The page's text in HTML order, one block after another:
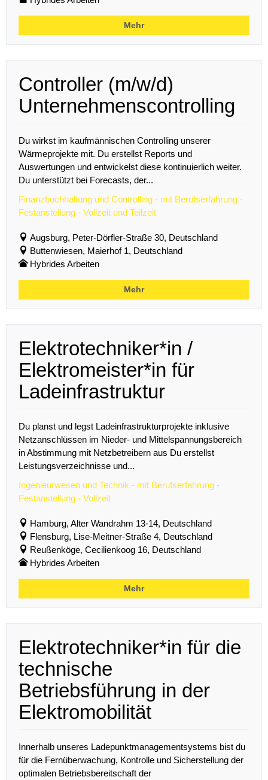
Mehr
Controller (m/w/d)
Unternehmenscontrolling
Du wirkst im kaufmännischen Controlling unserer
Wärmeprojekte mit. Du erstellst Reports und
Auswertungen und entwickelst diese kontinuierlich weiter.
Du unterstützt bei Forecasts, der...
Finanzbuchhaltung und Controlling - mit Berufserfahrung -
Festanstellung - Vollzeit und Teilzeit
Augsburg, Peter-Dörfler-Straße 30, Deutschland
Buttenwiesen, Maierhof 1, Deutschland
Hybrides Arbeiten
Mehr
Elektrotechniker*in /
Elektromeister*in für
Ladeinfrastruktur
Du planst und legst Ladeinfrastrukturprojekte inklusive
Netzanschlüssen im Nieder- und Mittelspannungsbereich
in Abstimmung mit Netzbetreibern aus Du erstellst
Leistungsverzeichnisse und...
Ingenieurwesen und Technik - mit Berufserfahrung -
Festanstellung - Vollzeit
Hamburg, Alter Wandrahm 13-14, Deutschland
Flensburg, Lise-Meitner-Straße 4, Deutschland
Reußenköge, Cecilienkoog 16, Deutschland
Hybrides Arbeiten
Mehr
Elektrotechniker*in für die
technische
Betriebsführung in der
Elektromobilität
Innerhalb unseres Ladepunktmanagementsystems bist du
für die Fernüberwachung, Kontrolle und Sicherstellung der
optimalen Betriebsbereitschaft der